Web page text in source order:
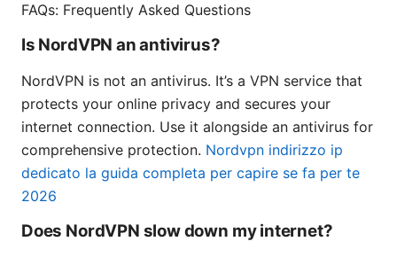
FAQs: Frequently Asked Questions
Is NordVPN an antivirus?
NordVPN is not an antivirus. It’s a VPN service that
protects your online privacy and secures your
internet connection. Use it alongside an antivirus for
comprehensive protection. Nordvpn indirizzo ip
dedicato la guida completa per capire se fa per te
2026
Does NordVPN slow down my internet?